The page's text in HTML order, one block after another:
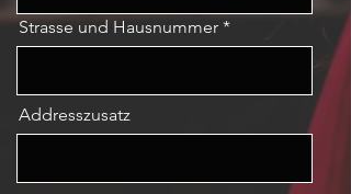
Strasse und Hausnummer
Addresszusatz